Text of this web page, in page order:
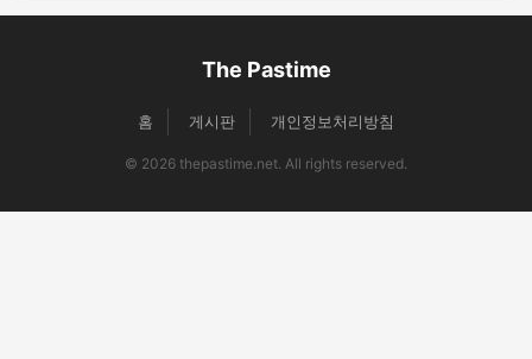
The Pastime
홈 게시판 개인정보처리방침
© 2026 thepastime.net. All rights reserved.